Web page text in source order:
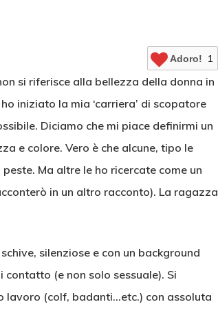
Adoro! 1
si riferisce alla bellezza della donna in
iniziato la mia ‘carriera’ di scopatore
Diciamo che mi piace definirmi un
e colore. Vero è che alcune, tipo le
Ma altre le ho ricercate come un
in un altro racconto). La ragazza
silenziose e con un background
(e non solo sessuale). Si
lavoro (colf, badanti…etc.) con assoluta